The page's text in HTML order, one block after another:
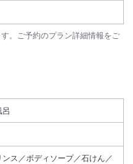
。ご予約のプラン詳細情報をご
ス／ボディソープ／石けん／